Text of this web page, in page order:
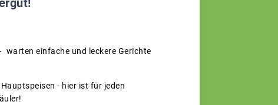
einfache und leckere Gerichte
- hier ist für jeden